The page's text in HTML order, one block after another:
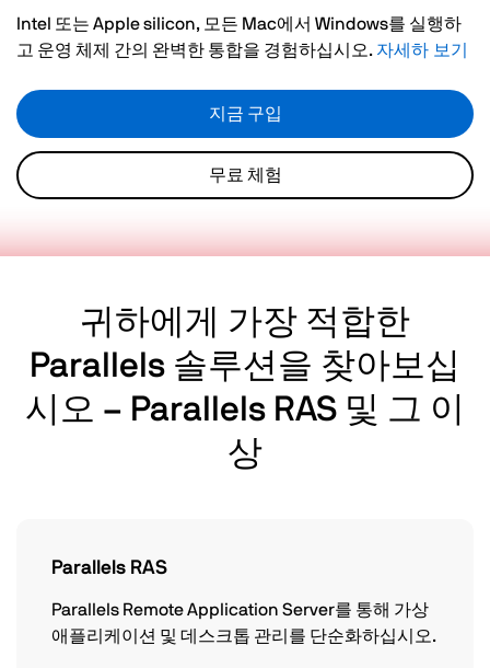
Intel 또는 Apple silicon, 모든 Mac에서 Windows를 실행하
고 운영 체제 간의 완벽한 통합을 경험하십시오. 자세하 보기
지금 구입
무료 체험
귀하에게 가장 적합한
Parallels 솔루션을 찾아보십
시오 – Parallels RAS 및 그 이
상
Parallels RAS
Parallels Remote Application Server를 통해 가상
애플리케이션 및 데스크톱 관리를 단순화하십시오.